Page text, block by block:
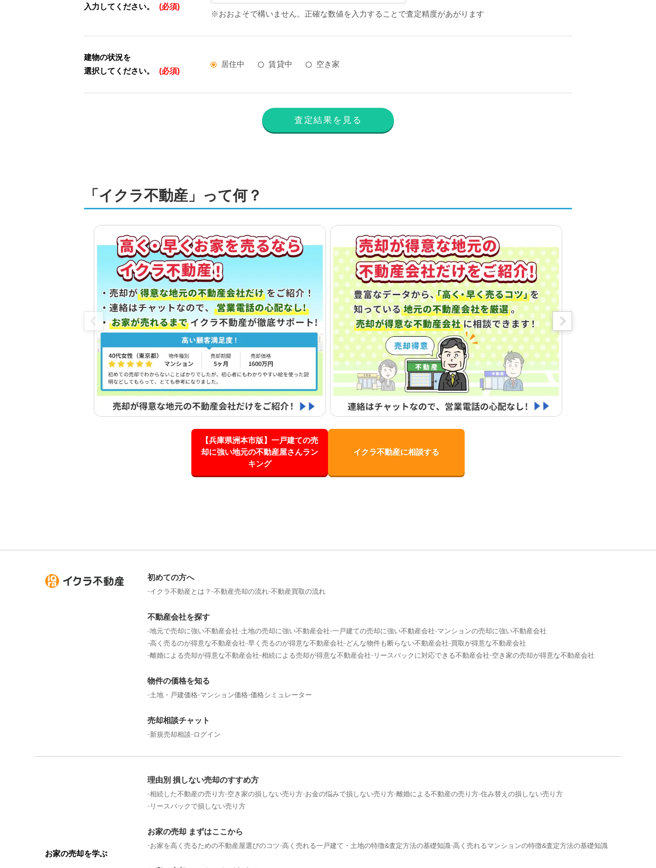
入力してください。
(必須)
※おおよそで構いません。正確な数値を入力することで査定精度があがります
建物の状況を
選択してください。
(必須)
居住中 賃貸中 空き家
査定結果を見る
「イクラ不動産」って何？
【兵庫県洲本市版】一戸建ての売
却に強い地元の不動産屋さんラン
キング
イクラ不動産に相談する
初めての方へ
イクラ不動産とは？ 不動産売却の流れ 不動産買取の流れ
不動産会社を探す
地元で売却に強い不動産会社 土地の売却に強い不動産会社 一戸建ての売却に強い不動産会社 マンションの売却に強い不動産会社
高く売るのが得意な不動産会社 早く売るのが得意な不動産会社 どんな物件も断らない不動産会社 買取が得意な不動産会社
離婚による売却が得意な不動産会社 相続による売却が得意な不動産会社 リースバックに対応できる不動産会社 空き家の売却が得意な不動産会社
物件の価格を知る
土地・戸建価格 マンション価格 価格シミュレーター
売却相談チャット
新規売却相談 ログイン
お家の売却を学ぶ
理由別 損しない売却のすすめ方
相続した不動産の売り方 空き家の損しない売り方 お金の悩みで損しない売り方 離婚による不動産の売り方 住み替えの損しない売り方
リースバックで損しない売り方
お家の売却 まずはここから
お家を高く売るための不動産屋選びのコツ 高く売れる一戸建て・土地の特徴&査定方法の基礎知識 高く売れるマンションの特徴&査定方法の基礎知識